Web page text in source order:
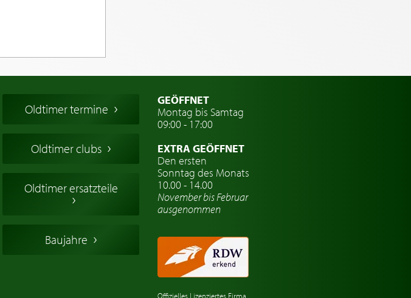
Oldtimer termine
Oldtimer clubs
Oldtimer ersatzteile
Baujahre
GEÖFFNET
Montag bis Samtag
09:00 - 17:00
EXTRA GEÖFFNET
Den ersten
Sonntag des Monats
10.00 - 14.00
November bis Februar
ausgenommen
Offizielles Lizenziertes Firma